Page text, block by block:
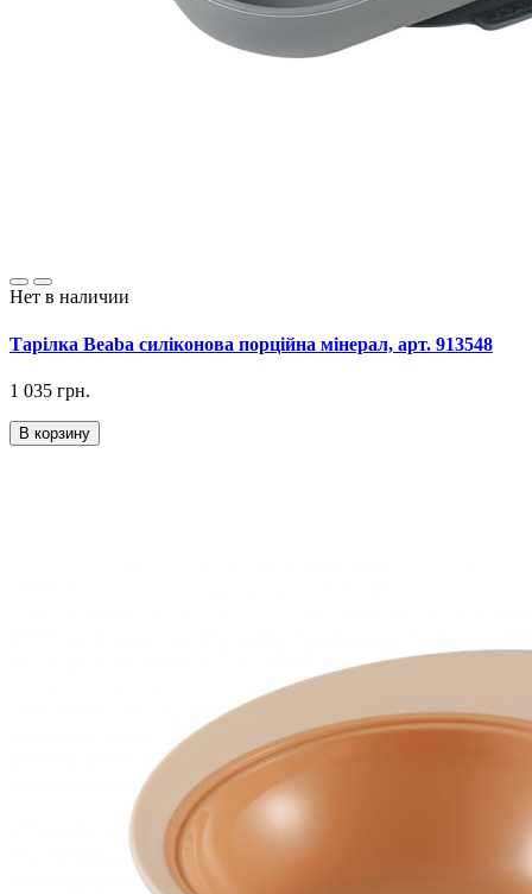
Нет в наличии
Тарілка Beaba силіконова порційна мінерал, арт. 913548
1 035 грн.
В корзину